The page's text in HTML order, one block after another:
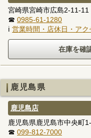
宮崎県宮崎市広島2-11-
☎ 0985-61-1280
ℹ 営業時間・店休日・アク
鹿児島県
鹿児島店
鹿児島県鹿児島市中央町
☎ 099-812-7000